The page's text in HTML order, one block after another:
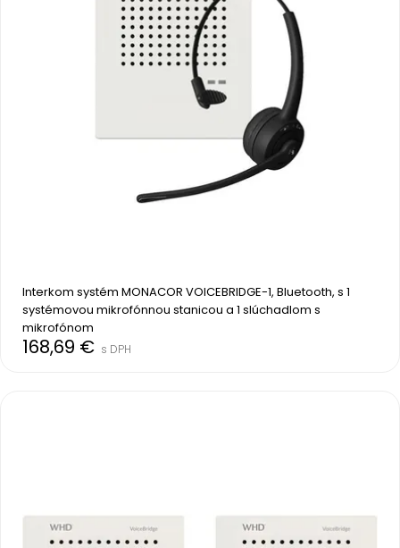
Interkom systém MONACOR VOICEBRIDGE-1, Bluetooth, s 1
systémovou mikrofónnou stanicou a 1 slúchadlom s
mikrofónom
168,69 € s DPH